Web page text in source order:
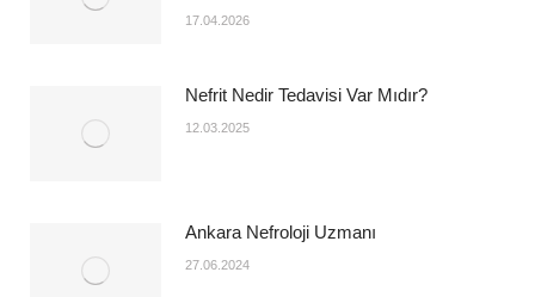
17.04.2026
Nefrit Nedir Tedavisi Var Mıdır?
12.03.2025
Ankara Nefroloji Uzmanı
27.06.2024